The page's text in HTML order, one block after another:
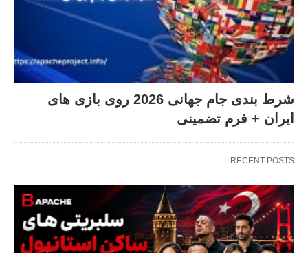
شرط بندی جام جهانی 2026 روی بازی های
ایران + فرم تضمینی
RECENT POSTS